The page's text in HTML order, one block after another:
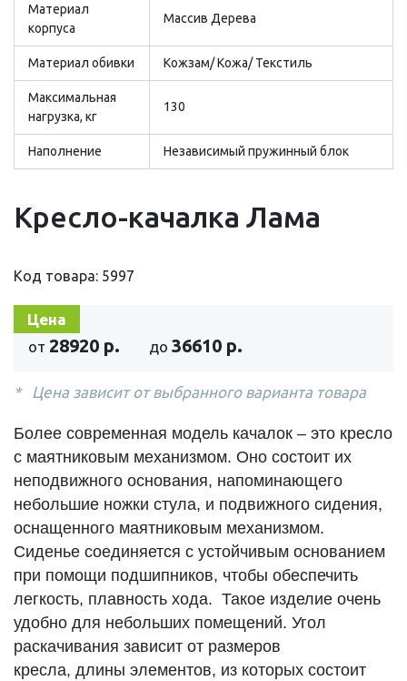
Материал
корпуса
Массив Дерева
Материал обивки Кожзам/ Кожа/ Текстиль
Максимальная
нагрузка, кг
130
Наполнение Независимый пружинный блок
Кресло-качалка Лама
Код товара: 5997
Цена
от 28920 р. до 36610 р.
Цена зависит от выбранного варианта товара
Более современная модель качалок – это кресло
с маятниковым механизмом. Оно состоит их
неподвижного основания, напоминающего
небольшие ножки стула, и подвижного сидения,
оснащенного маятниковым механизмом.
Сиденье соединяется с устойчивым основанием
при помощи подшипников, чтобы обеспечить
легкость, плавность хода. Такое изделие очень
удобно для небольших помещений. Угол
раскачивания зависит от размеров
кресла, длины элементов, из которых состоит